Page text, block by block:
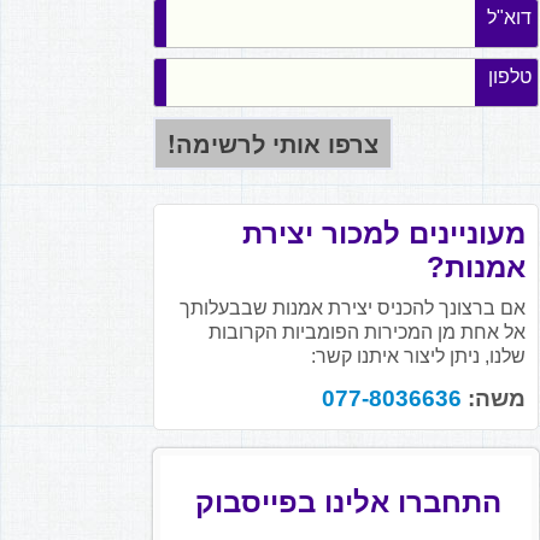
דוא"ל
טלפון
מעוניינים למכור יצירת
אמנות?
אם ברצונך להכניס יצירת אמנות שבבעלותך
אל אחת מן המכירות הפומביות הקרובות
שלנו, ניתן ליצור איתנו קשר:
משה: 077-8036636
התחברו אלינו בפייסבוק